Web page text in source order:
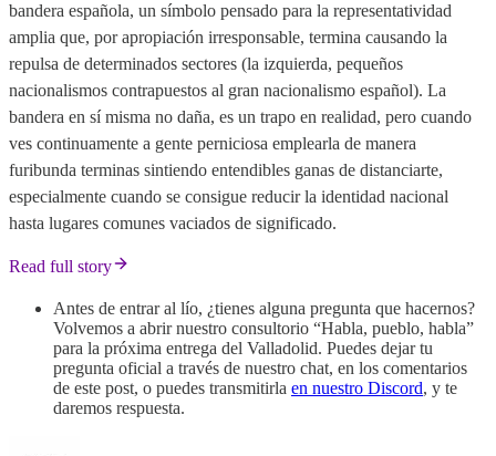
bandera española, un símbolo pensado para la representatividad
amplia que, por apropiación irresponsable, termina causando la
repulsa de determinados sectores (la izquierda, pequeños
nacionalismos contrapuestos al gran nacionalismo español). La
bandera en sí misma no daña, es un trapo en realidad, pero cuando
ves continuamente a gente perniciosa emplearla de manera
furibunda terminas sintiendo entendibles ganas de distanciarte,
especialmente cuando se consigue reducir la identidad nacional
hasta lugares comunes vaciados de significado.
Read full story
Antes de entrar al lío, ¿tienes alguna pregunta que hacernos?
Volvemos a abrir nuestro consultorio “Habla, pueblo, habla”
para la próxima entrega del Valladolid. Puedes dejar tu
pregunta oficial a través de nuestro chat, en los comentarios
de este post, o puedes transmitirla en nuestro Discord, y te
daremos respuesta.